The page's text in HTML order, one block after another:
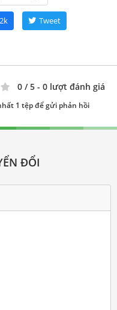
2k Tweet
0 / 5 - 0 lượt đánh giá
1 tệp để gửi phản hồi
ĐỔI